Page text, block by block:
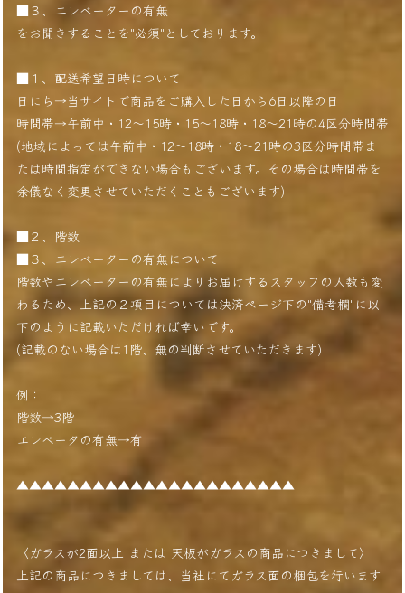
■３、エレベーターの有無
をお聞きすることを"必須"としております。
■１、配送希望日時について
日にち→当サイトで商品をご購入した日から6日以降の日
時間帯→午前中・12〜15時・15〜18時・18〜21時の4区分時間帯
(地域によっては午前中・12〜18時・18〜21時の3区分時間帯ま
たは時間指定ができない場合もございます。その場合は時間帯を
余儀なく変更させていただくこともございます)
■２、階数
■３、エレベーターの有無について
階数やエレベーターの有無によりお届けするスタッフの人数も変
わるため、上記の２項目については決済ページ下の"備考欄"に以
下のように記載いただければ幸いです。
(記載のない場合は1階、無の判断させていただきます)
例：
階数→3階
エレベータの有無→有
▲▲▲▲▲▲▲▲▲▲▲▲▲▲▲▲▲▲▲▲▲▲
-----------------------------------------------------
〈ガラスが2面以上 または 天板がガラスの商品につきまして〉
上記の商品につきましては、当社にてガラス面の梱包を行います